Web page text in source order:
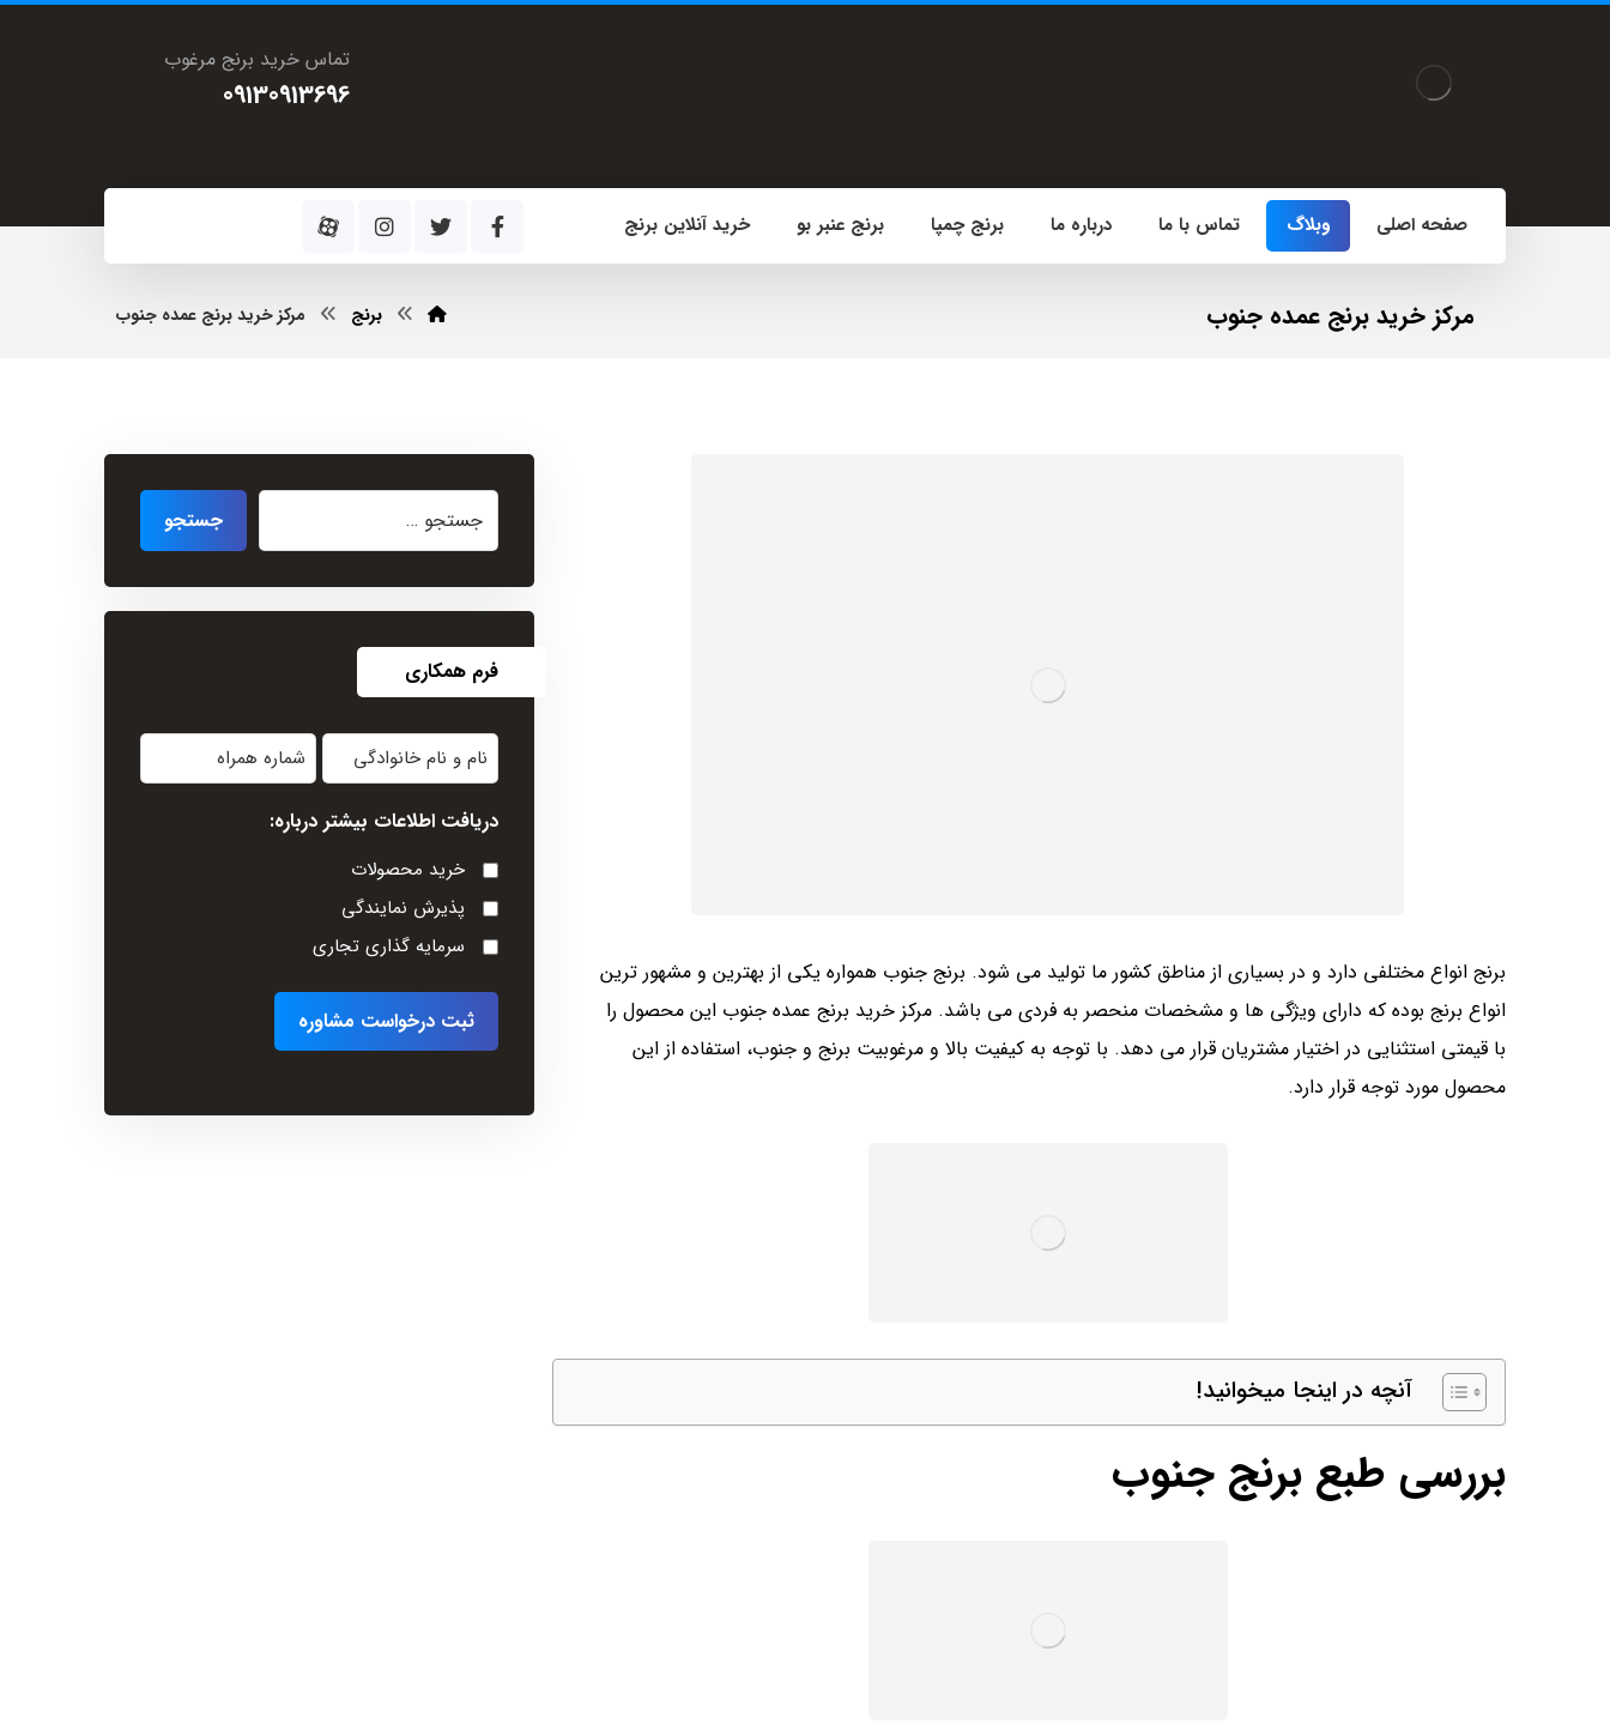
تماس خرید برنج مرغوب
09130913696
صفحه اصلی وبلاگ تماس با ما درباره ما برنج چمپا برنج عنبر بو خرید آنلاین برنج
مرکز خرید برنج عمده جنوب برنج مرکز خرید برنج عمده جنوب
برنج انواع مختلفی دارد و در بسیاری از مناطق کشور ما تولید می‌ شود. برنج جنوب همواره یکی از بهترین و مشهور ترین
انواع برنج بوده که دارای ویژگی ها و مشخصات منحصر به فردی می باشد. مرکز خرید برنج عمده جنوب این محصول را
با قیمتی استثنایی در اختیار مشتریان قرار می ‌دهد. با توجه به کیفیت بالا و مرغوبیت برنج و جنوب، استفاده از این
محصول مورد توجه قرار دارد.
آنچه در اینجا میخوانید!
بررسی طبع برنج جنوب
فرم همکاری
نام
و
نام
خانوادگی
(Required)
شماره
همراه
دریافت اطلاعات بیشتر درباره:
خرید محصولات
پذیرش نمایندگی
سرمایه گذاری تجاری